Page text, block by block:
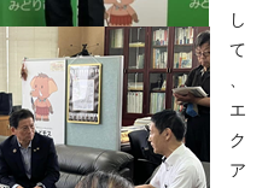
し
て
エ
ク
ア